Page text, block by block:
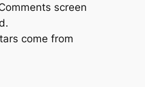
screen
come from